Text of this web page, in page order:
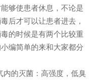
够使患者休息，不论是
后才可以让患者进去，
的时候是有两个比较重
编简单的来和大家都分
内的灭菌：高强度，低臭